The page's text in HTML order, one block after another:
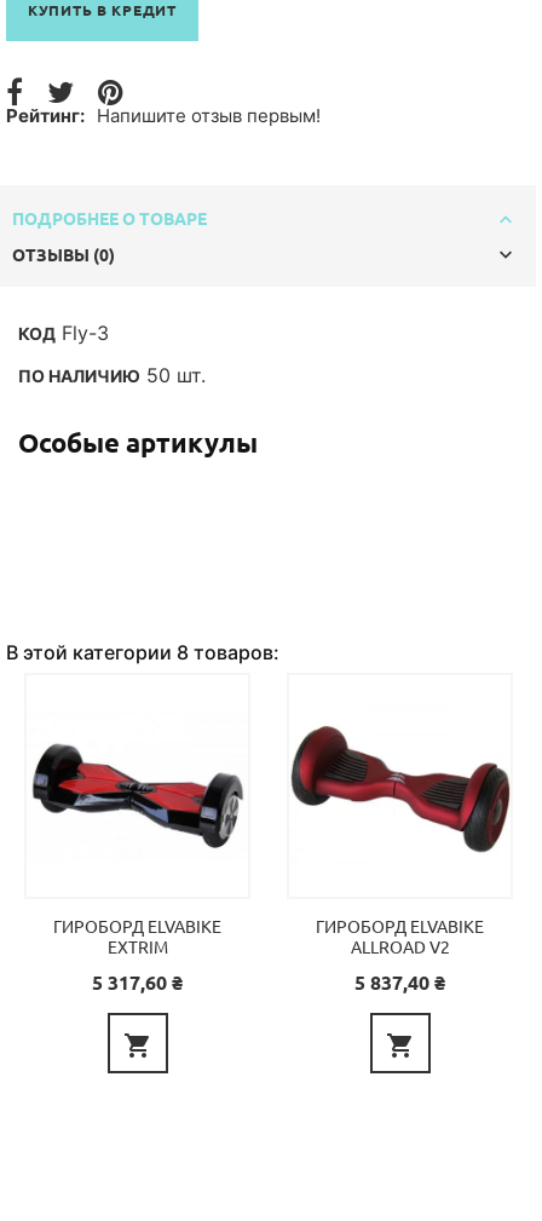
КУПИТЬ В КРЕДИТ
Рейтинг: Напишите отзыв первым!
ПОДРОБНЕЕ О ТОВАРЕ
ОТЗЫВЫ (0)
КОД Fly-3
ПО НАЛИЧИЮ 50 шт.
Особые артикулы
В этой категории 8 товаров:
ГИРОБОРД ELVABIKE
EXTRIM
Цена
5 317,60 ₴

ГИРОБОРД ELVABIKE
ALLROAD V2
Цена
5 837,40 ₴
